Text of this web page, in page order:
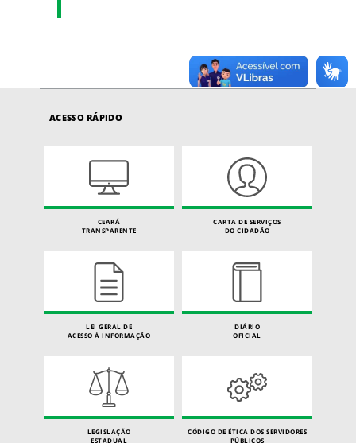
ACESSO RÁPIDO
CEARÁ
TRANSPARENTE
CARTA DE SERVIÇOS
DO CIDADÃO
LEI GERAL DE
ACESSO À INFORMAÇÃO
DIÁRIO
OFICIAL
LEGISLAÇÃO
ESTADUAL
CÓDIGO DE ÉTICA DOS SERVIDORES
PÚBLICOS